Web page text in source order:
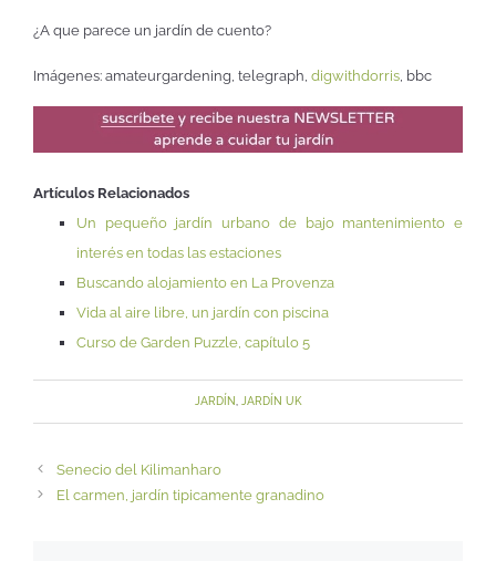
¿A que parece un jardín de cuento?
Imágenes: amateurgardening, telegraph, digwithdorris , bbc
Artículos Relacionados
Un pequeño jardín urbano de bajo mantenimiento e
interés en todas las estaciones
Buscando alojamiento en La Provenza
Vida al aire libre, un jardín con piscina
Curso de Garden Puzzle, capítulo 5
JARDÍN JARDÍN UK
Senecio del Kilimanharo
El carmen, jardín tipicamente granadino